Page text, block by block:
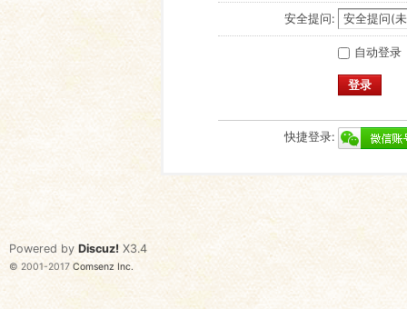
安全提问:
自动登录
登录
快捷登录:
Powered by Discuz! X3.4
© 2001-2017 Comsenz Inc.